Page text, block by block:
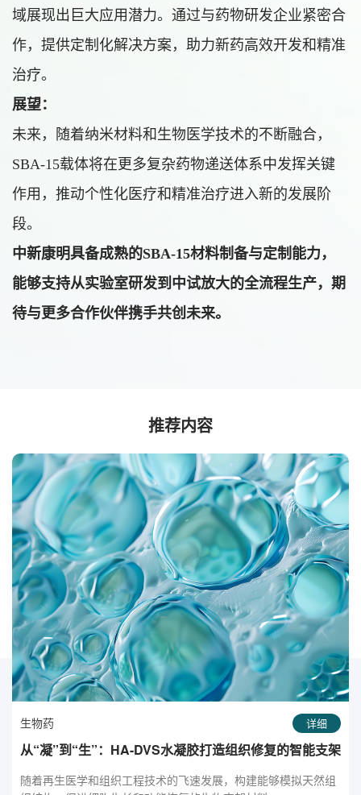
域展现出巨大应用潜力。通过与药物研发企业紧密合
作，提供定制化解决方案，助力新药高效开发和精准
治疗。
展望：
未来，随着纳米材料和生物医学技术的不断融合，
SBA-15载体将在更多复杂药物递送体系中发挥关键
作用，推动个性化医疗和精准治疗进入新的发展阶
段。
中新康明具备成熟的SBA-15材料制备与定制能力，
能够支持从实验室研发到中试放大的全流程生产，期
待与更多合作伙伴携手共创未来。
推荐内容
生物药 详细
RGD-BSA纳米粒：基因递送的精准利器，开启智能治疗
随着基因治疗和核酸药物的快速发展，如何实现高效、安全、靶